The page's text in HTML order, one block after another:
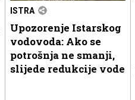
ISTRA
Upozorenje Istarskog
vodovoda: Ako se
potrošnja ne smanji,
slijede redukcije vode